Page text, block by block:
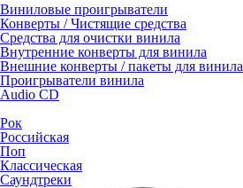
Виниловые проигрыватели
Конверты / Чистящие средства
Средства для очистки винила
Внутренние конверты для винила
Внешние конверты / пакеты для винила
Проигрыватели винила
Audio CD
Рок
Российская
Поп
Классическая
Саундтреки